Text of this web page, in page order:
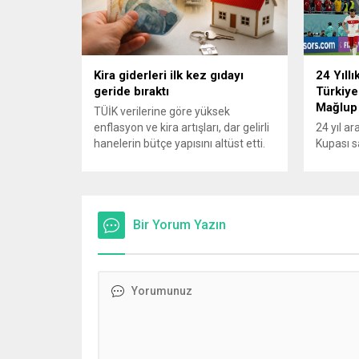
hazırlanıyor…
Lezita
denetim
Kira giderleri ilk kez gıdayı
geride bıraktı
TÜİK verilerine göre yüksek
enflasyon ve kira artışları, dar gelirli
hanelerin bütçe yapısını altüst etti.
23 yılın zirvesine çıktı. Türkiye’de
yaşanan yüksek enflasyon ve hız
kazanan kira artışları, düşük...
24
24 yıl
Kupası
Bir Yorum Yazın